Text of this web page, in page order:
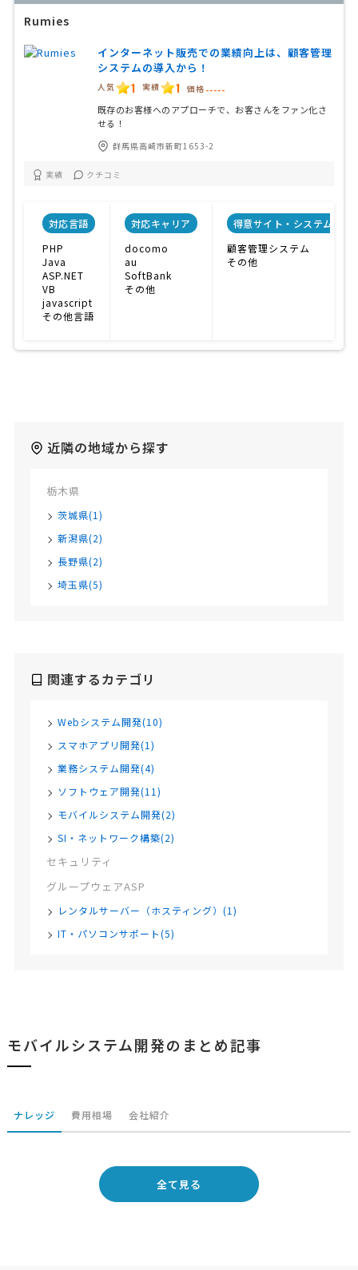
Rumies
インターネット販売での業績向上は、顧客管理
システムの導入から！
人気 1 実績 1 価格 -----
既存のお客様へのアプローチで、お客さんをファン化さ
せる！
群馬県高崎市新町1653-2
実績 クチコミ
対応言語
PHP
Java
ASP.NET
VB
javascript
その他言語
対応キャリア
docomo
au
SoftBank
その他
得意サイト・システム
顧客管理システム
その他
近隣の地域から探す
栃木県
茨城県(1)
新潟県(2)
長野県(2)
埼玉県(5)
関連するカテゴリ
Webシステム開発(10)
スマホアプリ開発(1)
業務システム開発(4)
ソフトウェア開発(11)
モバイルシステム開発(2)
SI・ネットワーク構築(2)
セキュリティ
グループウェアASP
レンタルサーバー（ホスティング）(1)
IT・パソコンサポート(5)
モバイルシステム開発のまとめ記事
ナレッジ 費用相場 会社紹介
全て見る